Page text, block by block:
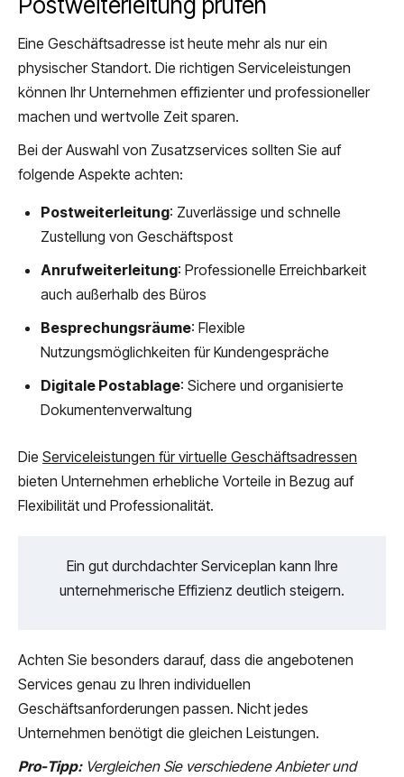
Eine Geschäftsadresse ist heute mehr als nur ein
physischer Standort. Die richtigen Serviceleistungen
können Ihr Unternehmen effizienter und professioneller
machen und wertvolle Zeit sparen.
Bei der Auswahl von Zusatzservices sollten Sie auf
folgende Aspekte achten:
Postweiterleitung: Zuverlässige und schnelle
Zustellung von Geschäftspost
Anrufweiterleitung: Professionelle Erreichbarkeit
auch außerhalb des Büros
Besprechungsräume: Flexible
Nutzungsmöglichkeiten für Kundengespräche
Digitale Postablage: Sichere und organisierte
Dokumentenverwaltung
Die Serviceleistungen für virtuelle Geschäftsadressen
bieten Unternehmen erhebliche Vorteile in Bezug auf
Flexibilität und Professionalität.
Ein gut durchdachter Serviceplan kann Ihre
unternehmerische Effizienz deutlich steigern.
Achten Sie besonders darauf, dass die angebotenen
Services genau zu Ihren individuellen
Geschäftsanforderungen passen. Nicht jedes
Unternehmen benötigt die gleichen Leistungen.
Pro-Tipp: Vergleichen Sie verschiedene Anbieter und